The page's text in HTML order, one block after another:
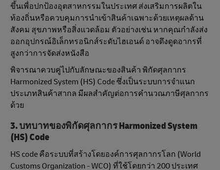
ขึ้นเพื่อปกป้องอุตสาหกรรมในประเทศ ส่งเสริมการผลิตใน
ท้องถิ่นหรือควบคุมการนําเข้าสินค้าเฉพาะด้วยเหตุผลด้าน
สังคม สุขภาพหรือสิ่งแวดล้อม ตัวอย่างเช่น หากคุณกําลังส่ง
ออกอุปกรณ์อิเล็กทรอนิกส์ระดับไฮเอนด์ อาจดึงดูดอากรที่
สูงกว่าการจัดส่งหนังสือ
พิจารณาควบคู่ไปกับลักษณะของสินค้า พิกัดศุลกากร
Harmonized System (HS) Code ซึ่งเป็นระบบการจําแนก
ประเภทสินค้าสากล มีผลสําคัญต่อการคํานวณภาษีศุลกากร
ด้วย
3. บทบาทของพิกัดศุลกากร Harmonized System
(HS) Code
HS code คือระบบที่สร้างโดยองค์การศุลกากรโลก (World
Customs Organization - WCO) ที่ใช้โดยกว่า 200 ประเทศ